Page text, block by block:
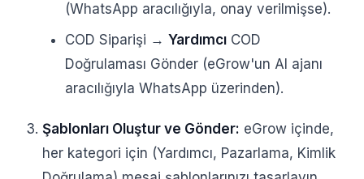
(WhatsApp aracılığıyla, onay verilmişse).
COD Siparişi → Yardımcı COD
Doğrulaması Gönder (eGrow'un AI ajanı
aracılığıyla WhatsApp üzerinden).
Şablonları Oluştur ve Gönder: eGrow içinde,
her kategori için (Yardımcı, Pazarlama, Kimlik